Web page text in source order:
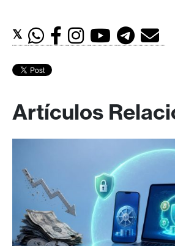
𝕏
Artículos